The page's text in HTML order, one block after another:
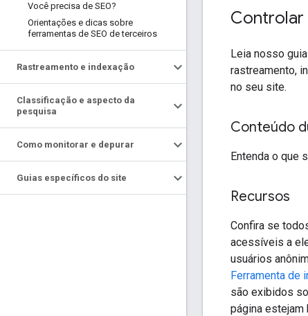
Você precisa de SEO?
Orientações e dicas sobre
ferramentas de SEO de terceiros
Rastreamento e indexação
Classificação e aspecto da
pesquisa
Como monitorar e depurar
Guias específicos do site
Controlar
Leia nosso
rastreamento,
no seu site.
Conteúdo
Entenda o que
Recursos
Confira se
acessíveis a
usuários
Ferramenta de
são exibidos
página estejam